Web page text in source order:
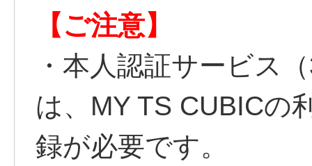
【ご注意】
・本人認証サービス
は、MY TS CUBICの
録が必要です。